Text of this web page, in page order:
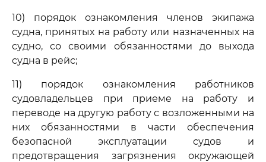
10) порядок ознакомления членов экипажа
судна, принятых на работу или назначенных на
судно, со своими обязанностями до выхода
судна в рейс;
11) порядок ознакомления работников
судовладельцев при приеме на работу и
переводе на другую работу с возложенными на
них обязанностями в части обеспечения
безопасной эксплуатации судов и
предотвращения загрязнения окружающей